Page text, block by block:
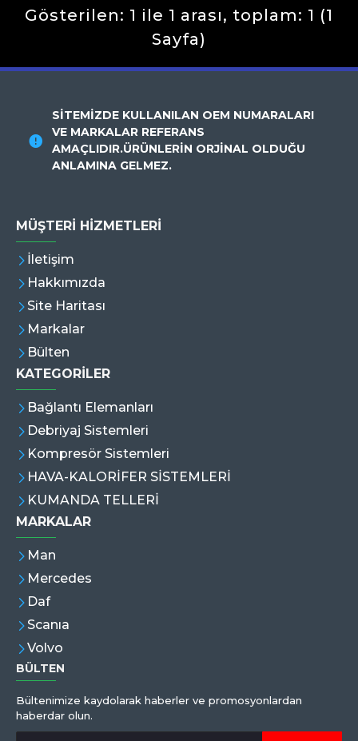
Gösterilen: 1 ile 1 arası, toplam: 1 (1
Sayfa)
SİTEMİZDE KULLANILAN OEM NUMARALARI
VE MARKALAR REFERANS
AMAÇLIDIR.ÜRÜNLERİN ORJİNAL OLDUĞU
ANLAMINA GELMEZ.
MÜŞTERI HIZMETLERI
İletişim
Hakkımızda
Site Haritası
Markalar
Bülten
KATEGORİLER
Bağlantı Elemanları
Debriyaj Sistemleri
Kompresör Sistemleri
HAVA-KALORİFER SİSTEMLERİ
KUMANDA TELLERİ
MARKALAR
Man
Mercedes
Daf
Scanıa
Volvo
BÜLTEN
Bültenimize kaydolarak haberler ve promosyonlardan
haberdar olun.